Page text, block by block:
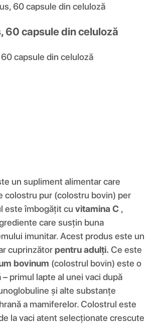
60 capsule din celuloză
60 capsule din celuloză
un supliment alimentar care
colostru pur (colostru bovin) per
este îmbogățit cu vitamina C ,
care susțin buna
imunitar. Acest produs este un
cuprinzătorpentru adulți. Ce este
bovinum (colostrul bovin) este o
primul lapte al unei vaci după
și alte substanțe
a mamiferelor. Colostrul este
la vaci atent selecționate crescute